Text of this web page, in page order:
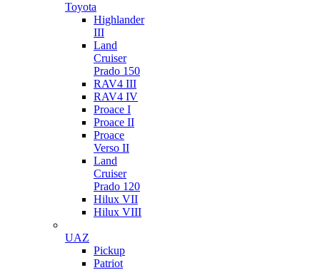
Toyota
Highlander
III
Land
Cruiser
Prado 150
RAV4 III
RAV4 IV
Proace I
Proace II
Proace
Verso II
Land
Cruiser
Prado 120
Hilux VII
Hilux VIII
UAZ
Pickup
Patriot